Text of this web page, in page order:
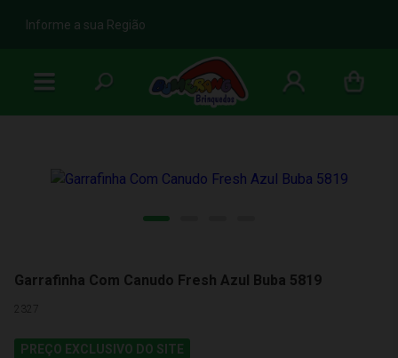
b
Informe a sua Região
Garrafinha Com Canudo Fresh Azul Buba 5819
2327
PREÇO EXCLUSIVO DO SITE